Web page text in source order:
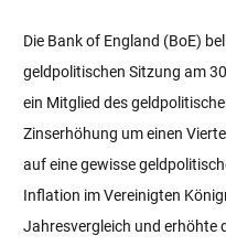
Die Bank of England (BoE)
geldpolitischen Sitzung am
ein Mitglied des
Zinserhöhung um einen
auf eine gewisse
Inflation im Vereinigten
Jahresvergleich und erhöhte